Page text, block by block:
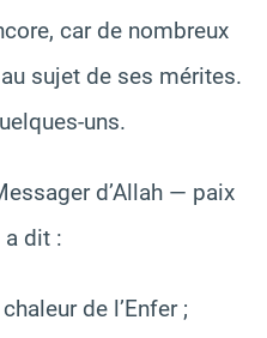
car de nombreux
sujet de ses mérites.
uns.
d’Allah — paix
dit :
de l’Enfer ;